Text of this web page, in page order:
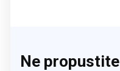
Ne propustite